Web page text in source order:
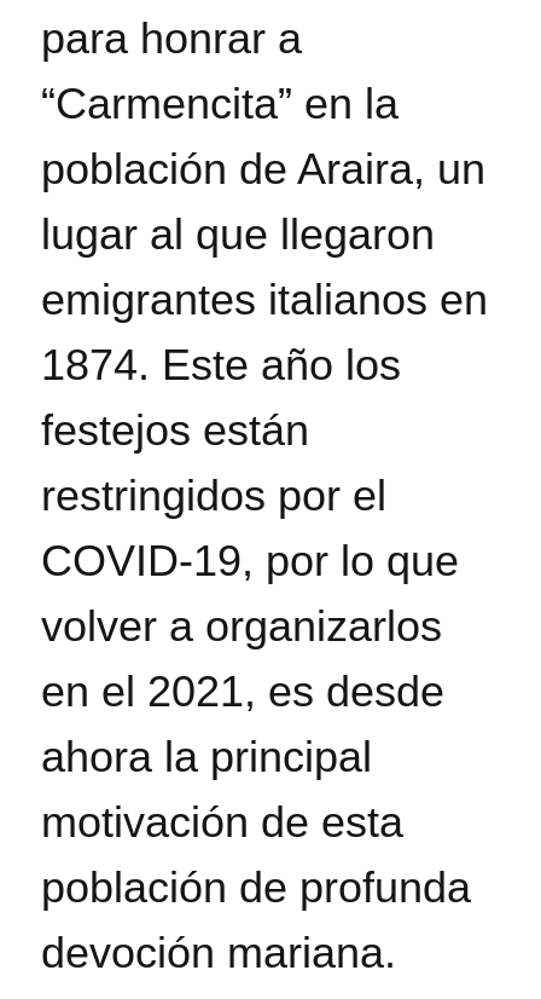
para honrar a
“Carmencita” en la
población de Araira, un
lugar al que llegaron
emigrantes italianos en
1874. Este año los
festejos están
restringidos por el
COVID-19, por lo que
volver a organizarlos
en el 2021, es desde
ahora la principal
motivación de esta
población de profunda
devoción mariana.